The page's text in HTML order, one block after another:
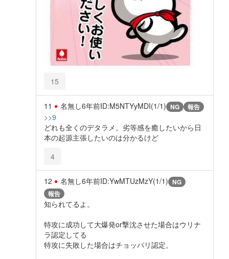
15
11 名無し6年前ID:M5NTYyMDI(1/1) NG 報告
>>9
どれも全くのデタラメ。劣等感を癒したいから日
本の起源主張したいのは分かるけど
4
12 名無し6年前ID:YwMTUzMzY(1/1) NG
報告
知られてるよ。
特攻に成功して大爆発or撃沈させた場合はウリナ
ラ認定してる
特攻に失敗した場合はチョッパリ認定。